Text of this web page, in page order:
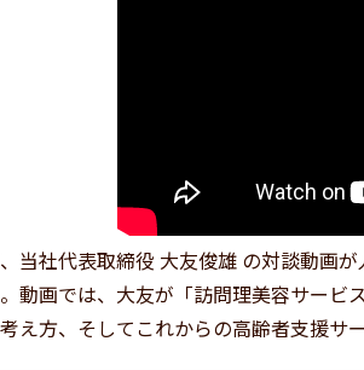
当社代表取締役 大友俊雄 の対談動画
動画では、大友が「訪問理美容サー
え方、そしてこれからの高齢者支援サ